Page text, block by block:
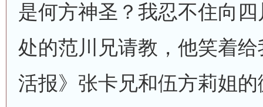
是何方神圣？我忍不住向
处的范川兄请教，他笑着
活报》张卡兄和伍方莉姐